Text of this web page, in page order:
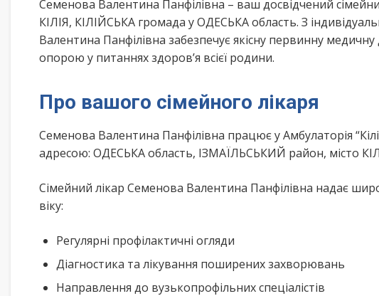
Семенова Валентина Панфілівна – ваш досвідчений
КІЛІЯ, КІЛІЙСЬКА громада у ОДЕСЬКА область. З
Валентина Панфілівна забезпечує якісну первинну
опорою у питаннях здоров’я всієї родини.
Про вашого сімейного лікаря
Семенова Валентина Панфілівна працює у Амбулаторія
адресою: ОДЕСЬКА область, ІЗМАЇЛЬСЬКИЙ район, місто
Сімейний лікар Семенова Валентина Панфілівна надає
віку:
Регулярні профілактичні огляди
Діагностика та лікування поширених захворювань
Направлення до вузькопрофільних спеціалістів